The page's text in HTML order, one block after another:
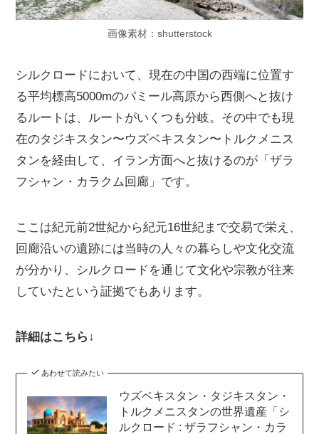
画像素材：shutterstock
シルクロードにおいて、現在の中国の西端に位置す
る平均標高5000mのパミール高原から西側へと抜け
るルートは、ルートがいくつも分岐。その中でも現
在のタジキスタン〜ウズベキスタン〜トルクメニス
タンを経由して、イラン方面へと抜けるのが「ザラ
フシャン・カラクム回廊」です。
ここは紀元前2世紀から紀元16世紀まで交易で栄え、
回廊沿いの遺跡には当時の人々の暮らしや文化交流
が分かり、シルクロードを通じて文化や宗教が往来
していたという証拠でもあります。
詳細はこちら↓
あわせて読みたい
ウズベキスタン・タジキスタン・
トルクメニスタンの世界遺産「シ
ルクロード : ザラフシャン・カラ